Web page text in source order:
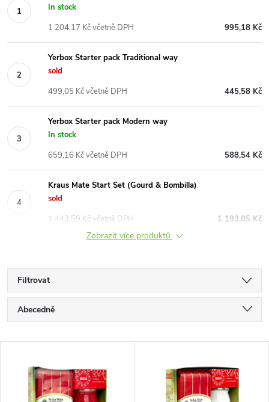
In stock
995,18 Kč
1 204,17 Kč včetně DPH
Yerbox Starter pack Traditional way
sold
445,58 Kč
499,05 Kč včetně DPH
Yerbox Starter pack Modern way
In stock
588,54 Kč
659,16 Kč včetně DPH
Kraus Mate Start Set (Gourd & Bombilla)
sold
1 193,05 Kč
1 443,59 Kč včetně DPH
Zobrazit více produktů
Filtrovat
Ř
a
Abecedně
Nejprodávanější